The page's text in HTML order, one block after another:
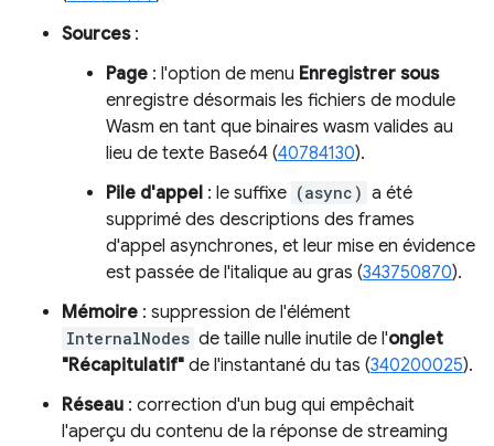
Sources:
Page : l'option de menu Enregistrer sous
enregistre désormais les fichiers de module
Wasm en tant que binaires wasm valides au
lieu de texte Base64 (40784130).
Pile d'appel : le suffixe (async) a été
supprimé des descriptions des frames
d'appel asynchrones, et leur mise en évidence
est passée de l'italique au gras (343750870).
Mémoire : suppression de l'élément
InternalNodes de taille nulle inutile de l'onglet
"Récapitulatif" de l'instantané du tas (340200025).
Réseau : correction d'un bug qui empêchait
l'aperçu du contenu de la réponse de streaming